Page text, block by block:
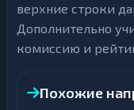
верхние строки
Дополнительно
комиссию и
Похожие